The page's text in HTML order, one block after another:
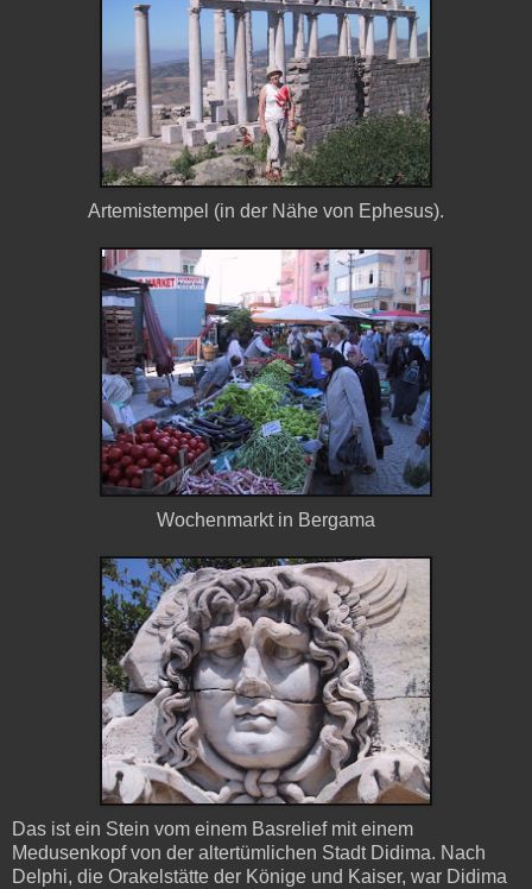
Artemistempel (in der Nähe von Ephesus).
Wochenmarkt in Bergama
Das ist ein Stein vom einem Basrelief mit einem
Medusenkopf von der altertümlichen Stadt Didima. Nach
Delphi, die Orakelstätte der Könige und Kaiser, war Didima